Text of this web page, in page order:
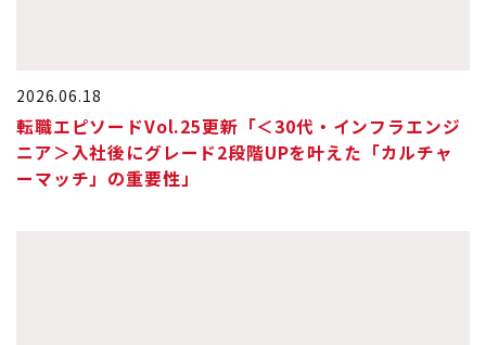
2026.06.18
転職エピソードVol.25更新「＜30代・インフラエンジ
ニア＞入社後にグレード2段階UPを叶えた「カルチャ
ーマッチ」の重要性」